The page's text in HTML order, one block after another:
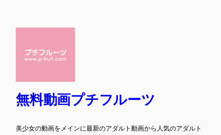
無料動画プチフルーツ
美少女の動画をメインに最新のアダルト動画から人気のアダルト